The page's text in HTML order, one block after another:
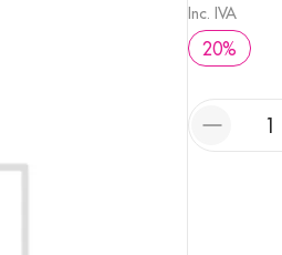
Inc. IVA
20%